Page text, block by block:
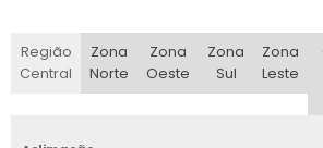
possuem melhores
necessidades específicas dos
Região
Central
Zona
Norte
Zona
Oeste
Zona
Sul
Zona
Leste